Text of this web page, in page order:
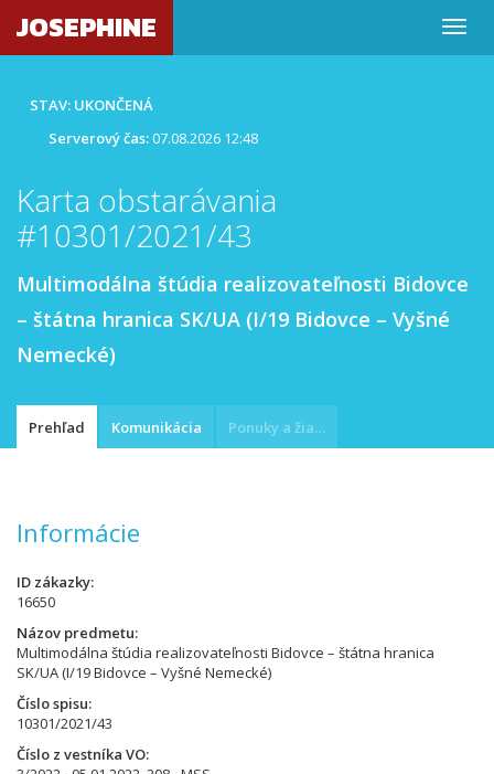
JOSEPHINE
STAV: UKONČENÁ
Serverový čas:07.08.2026 12:48
Karta obstarávania
#10301/2021/43
Multimodálna štúdia realizovateľnosti Bidovce
– štátna hranica SK/UA (I/19 Bidovce – Vyšné
Nemecké)
Prehľad Komunikácia Ponuky a žiadosti
Informácie
ID zákazky
16650
Názov predmetu
Multimodálna štúdia realizovateľnosti Bidovce – štátna hranica
SK/UA (I/19 Bidovce – Vyšné Nemecké)
Číslo spisu
10301/2021/43
Číslo z vestníka VO